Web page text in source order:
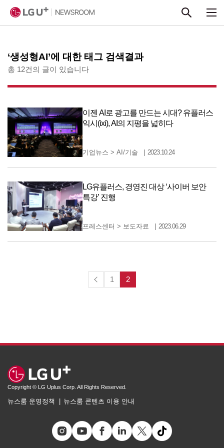
‘생성형AI’에 대한 태그 검색결과
총 12건의 글이 있습니다
이젠 AI로 광고를 만드는 시대? 유플러스
익시(ixi), AI의 지평을 넓히다
기업뉴스 >AI/기술 2023.10.24
LG유플러스, 경영진 대상 ‘사이버 보안
특강’ 진행
프레스센터 > 보도자료 2023.06.29
1 2
Copyright © LG Uplus Corp. All Rights Reserved.
뉴스룸 운영정책 뉴스룸 콘텐츠 이용 안내